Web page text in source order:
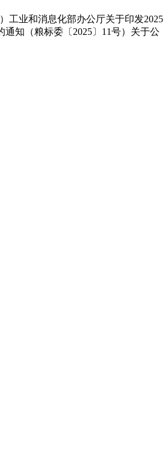
工业和消息化部办公厅关于印发2025
知（粮标委〔2025〕11号）关于公